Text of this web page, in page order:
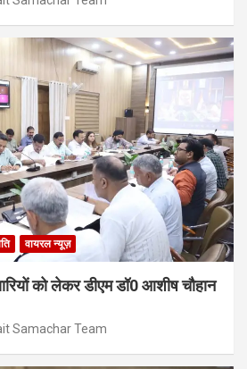
वायरल न्यूज़
को लेकर डीएम डॉ0 आशीष चौहान
Samachar Team